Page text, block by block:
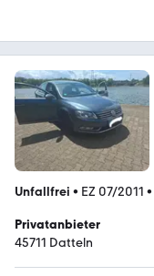
Unfallfrei • EZ 07/2011 •
Privatanbieter
45711 Datteln